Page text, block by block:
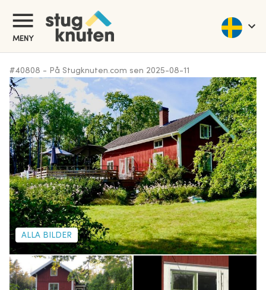
MENY
#40808 - På Stugknuten.com sen 2025-08-11
ALLA BILDER